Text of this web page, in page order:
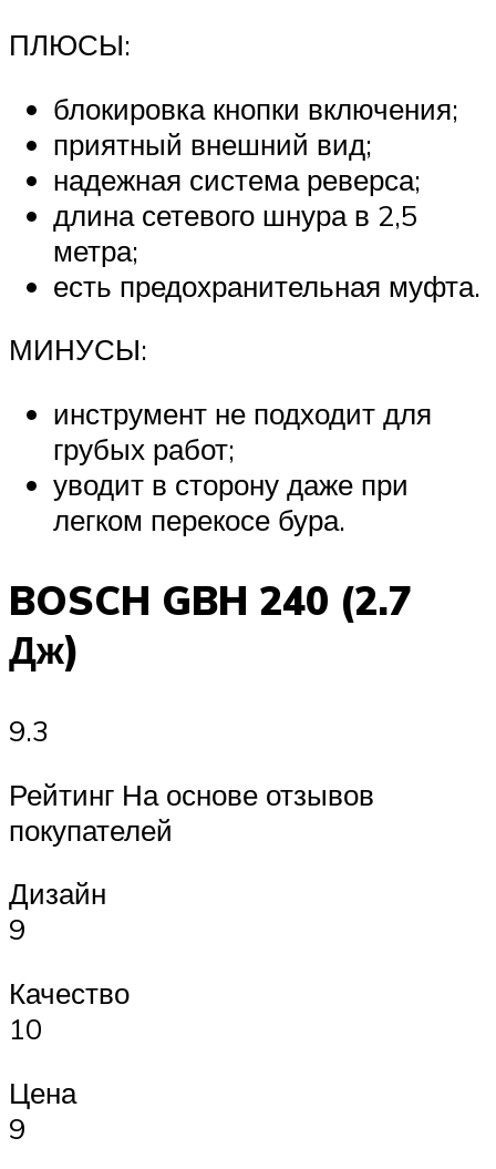
ПЛЮСЫ:
блокировка кнопки включения;
приятный внешний вид;
надежная система реверса;
длина сетевого шнура в 2,5
метра;
есть предохранительная муфта.
МИНУСЫ:
инструмент не подходит для
грубых работ;
уводит в сторону даже при
легком перекосе бура.
BOSCH GBH 240 (2.7
Дж)
9.3
Рейтинг На основе отзывов
покупателей
Дизайн
9
Качество
10
Цена
9